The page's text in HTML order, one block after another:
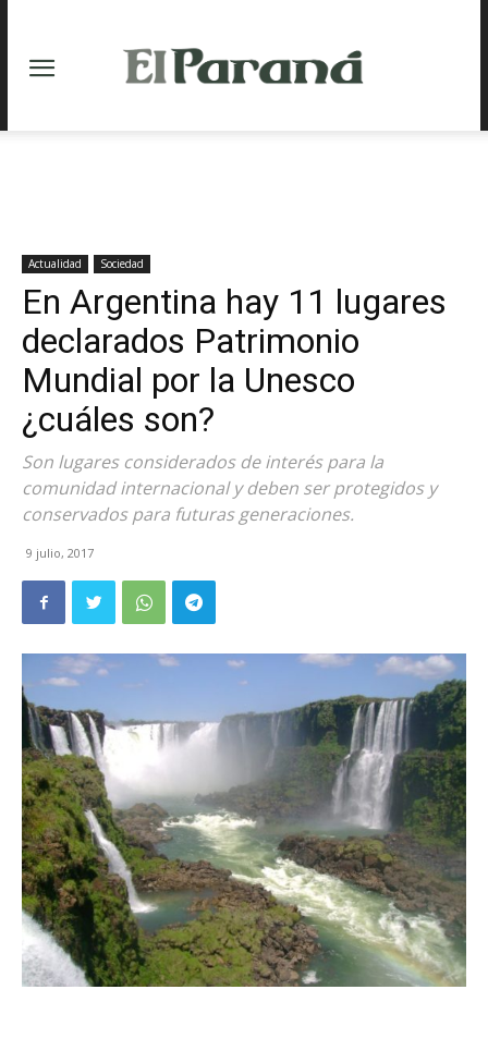
Actualidad Sociedad
En Argentina hay 11 lugares
declarados Patrimonio
Mundial por la Unesco
¿cuáles son?
Son lugares considerados de interés para la
comunidad internacional y deben ser protegidos y
conservados para futuras generaciones.
9 julio, 2017